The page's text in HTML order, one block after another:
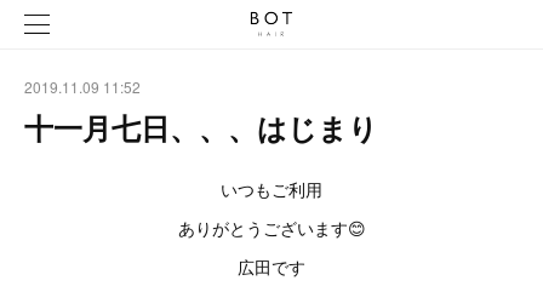
2019.11.09 11:52
十一月七日、、、はじまり
いつもご利用
ありがとうございます😊
広田です